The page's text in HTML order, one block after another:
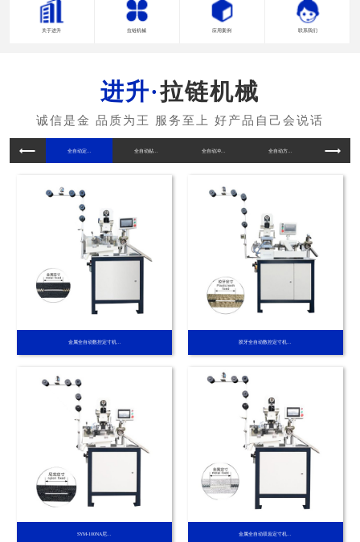
关于进升 拉链机械 应用案例 联系我们
拉链机械
全自动定... 全自动贴... 全自动冲... 全自动方... 全自动穿...
金属全自动数控定寸机... 胶牙全自动数控定寸机...
SYM-100NA尼... 金属全自动双齿定寸机...